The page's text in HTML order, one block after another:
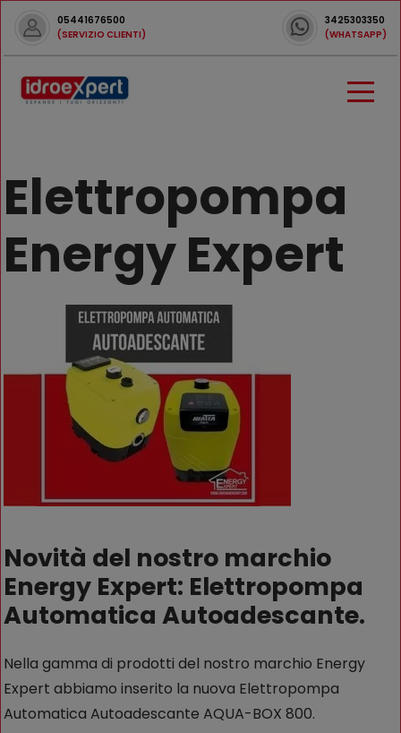
05441676500
(SERVIZIO CLIENTI)
3425303350
(WHATSAPP)
Elettropompa
Energy Expert
Novità del nostro marchio
Energy Expert: Elettropompa
Automatica Autoadescante.
Nella gamma di prodotti del nostro marchio Energy
Expert abbiamo inserito la nuova Elettropompa
Automatica Autoadescante AQUA-BOX 800.